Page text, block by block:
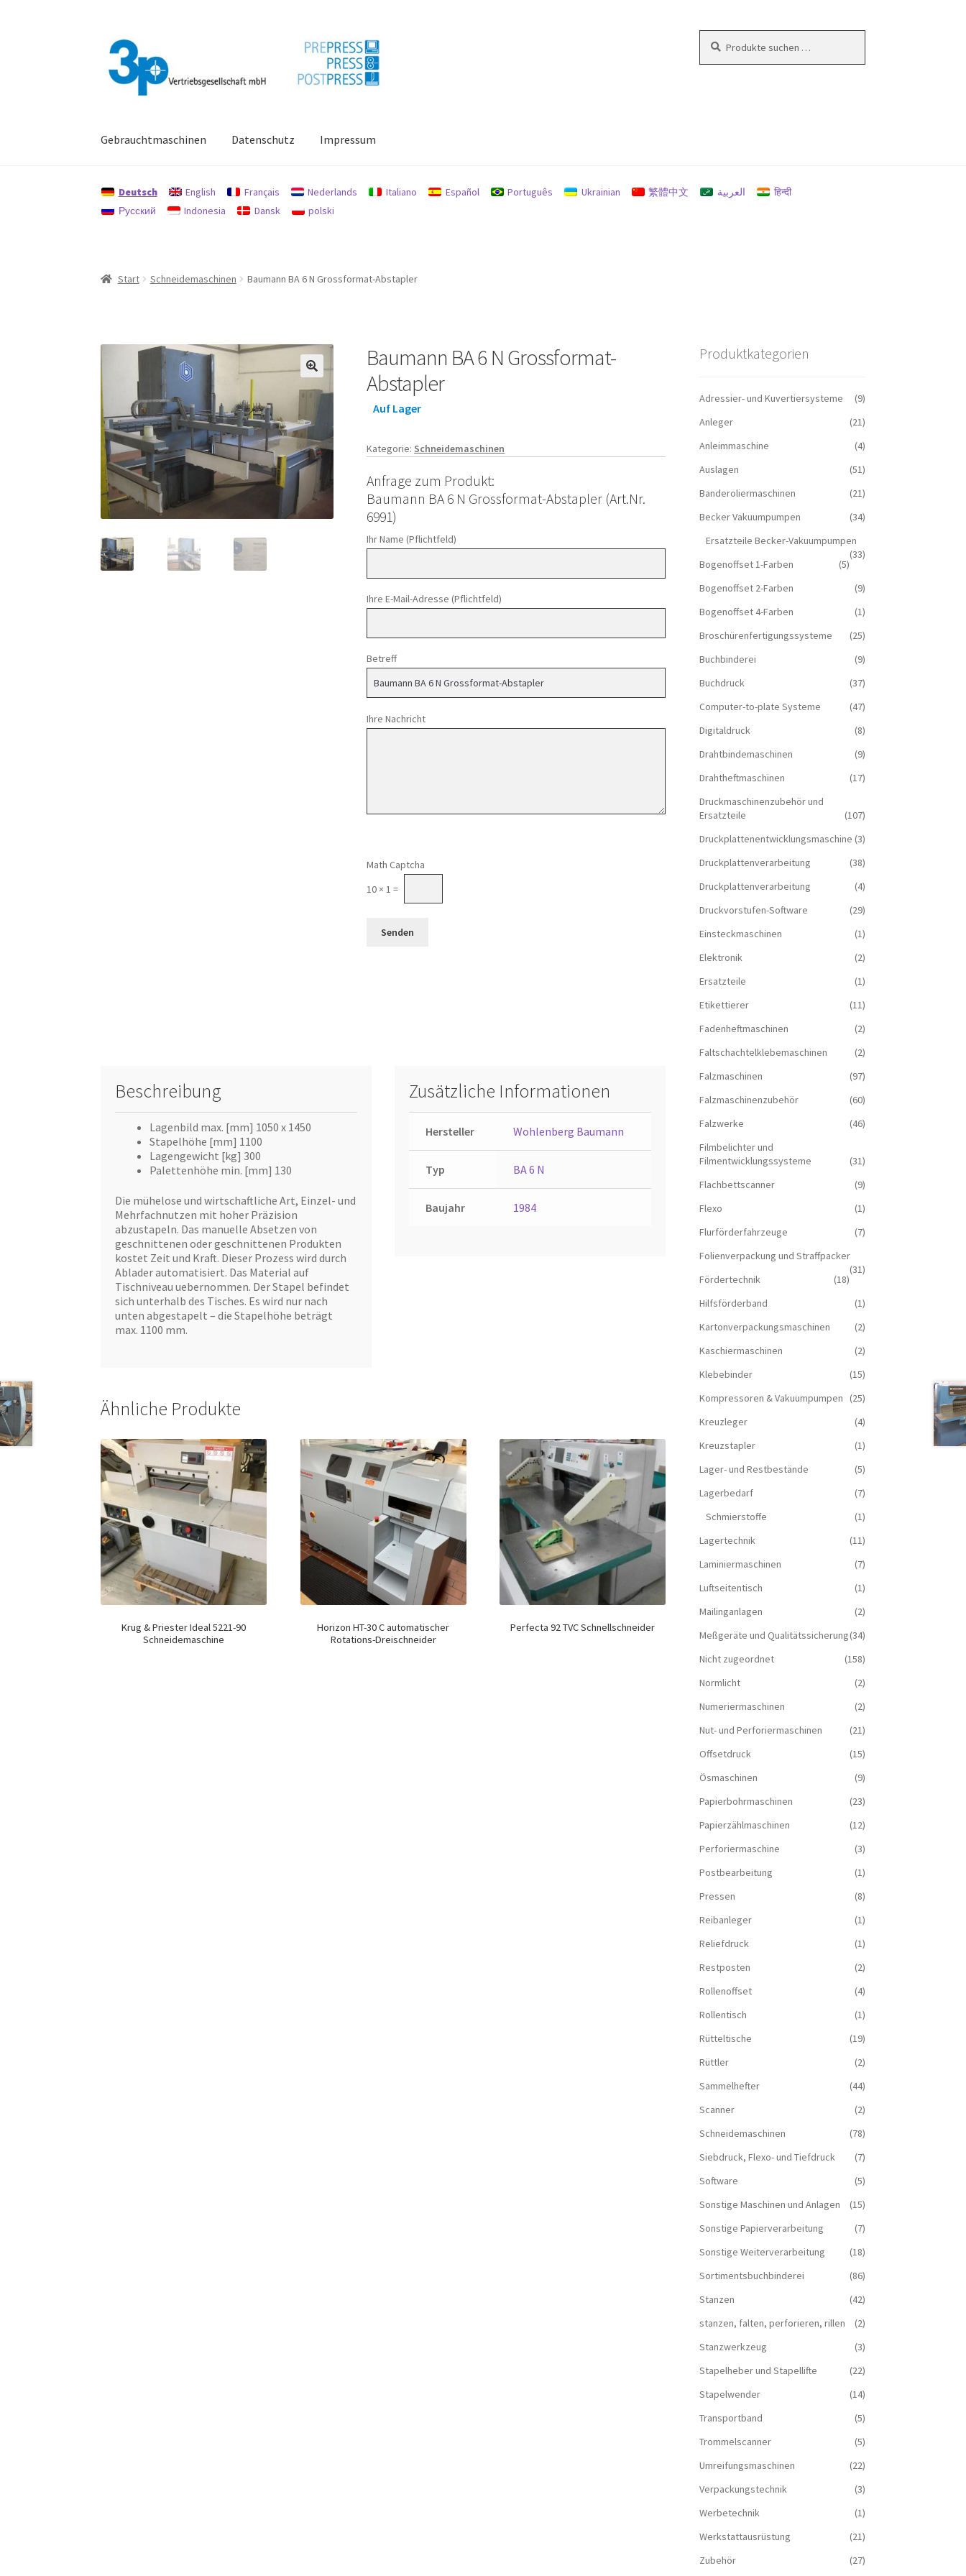
Navigation
springen
Zum
Inhalt
springen
nach:
Gebrauchtmaschinen Datenschutz Impressum
Deutsch English Français Nederlands Italiano Español Português Ukrainian 繁體中文 العربية
हिन्दी
Русский
Indonesia Dansk polski
Start Schneidemaschinen Baumann BA 6 N Grossformat-Abstapler
Baumann BA 6 N Grossformat-
Abstapler
Auf Lager
Kategorie: Schneidemaschinen
Anfrage zum Produkt:
Baumann BA 6 N Grossformat-Abstapler (Art.Nr.
6991)
Ihr Name (Pflichtfeld)
Ihre E-Mail-Adresse (Pflichtfeld)
Betreff
Ihre Nachricht
Math Captcha
10 × 1 =
Beschreibung
Lagenbild max. [mm] 1050 x 1450
Stapelhöhe [mm] 1100
Lagengewicht [kg] 300
Palettenhöhe min. [mm] 130
Die mühelose und wirtschaftliche Art, Einzel- und
Mehrfachnutzen mit hoher Präzision
abzustapeln. Das manuelle Absetzen von
geschnittenen oder geschnittenen Produkten
kostet Zeit und Kraft. Dieser Prozess wird durch
Ablader automatisiert. Das Material auf
Tischniveau uebernommen. Der Stapel befindet
sich unterhalb des Tisches. Es wird nur nach
unten abgestapelt – die Stapelhöhe beträgt
max. 1100 mm.
Zusätzliche Informationen
Hersteller Wohlenberg Baumann
Typ BA 6 N
Baujahr 1984
Ähnliche Produkte
Krug & Priester Ideal 5221-90
Schneidemaschine
Horizon HT-30 C automatischer
Rotations-Dreischneider
Perfecta 92 TVC Schnellschneider
Produktkategorien
Adressier- und Kuvertiersysteme
(9)
Anleger
(21)
Anleimmaschine
(4)
Auslagen
(51)
Banderoliermaschinen
(21)
Becker Vakuumpumpen
(34)
Ersatzteile Becker-Vakuumpumpen
(33)
Bogenoffset 1-Farben
(5)
Bogenoffset 2-Farben
(9)
Bogenoffset 4-Farben
(1)
Broschürenfertigungssysteme
(25)
Buchbinderei
(9)
Buchdruck
(37)
Computer-to-plate Systeme
(47)
Digitaldruck
(8)
Drahtbindemaschinen
(9)
Drahtheftmaschinen
(17)
Druckmaschinenzubehör und
Ersatzteile
(107)
Druckplattenentwicklungsmaschine (3)
Druckplattenverarbeitung
(38)
Druckplattenverarbeitung
(4)
Druckvorstufen-Software
(29)
Einsteckmaschinen
(1)
Elektronik
(2)
Ersatzteile
(1)
Etikettierer
(11)
Fadenheftmaschinen
(2)
Faltschachtelklebemaschinen
(2)
Falzmaschinen
(97)
Falzmaschinenzubehör
(60)
Falzwerke
(46)
Filmbelichter und
Filmentwicklungssysteme
(31)
Flachbettscanner
(9)
Flexo
(1)
Flurförderfahrzeuge
(7)
Folienverpackung und Straffpacker
(31)
Fördertechnik
(18)
Hilfsförderband
(1)
Kartonverpackungsmaschinen
(2)
Kaschiermaschinen
(2)
Klebebinder
(15)
Kompressoren & Vakuum­pumpen
(25)
Kreuzleger
(4)
Kreuzstapler
(1)
Lager- und Restbestände
(5)
Lagerbedarf
(7)
Schmierstoffe
(1)
Lagertechnik
(11)
Laminiermaschinen
(7)
Luftseitentisch
(1)
Mailinganlagen
(2)
Meßgeräte und Qualitätssicherung(34)
Nicht zugeordnet
(158)
Normlicht
(2)
Numeriermaschinen
(2)
Nut- und Perforiermaschinen
(21)
Offsetdruck
(15)
Ösmaschinen
(9)
Papierbohrmaschinen
(23)
Papierzählmaschinen
(12)
Perforiermaschine
(3)
Postbearbeitung
(1)
Pressen
(8)
Reibanleger
(1)
Reliefdruck
(1)
Restposten
(2)
Rollenoffset
(4)
Rollentisch
(1)
Rütteltische
(19)
Rüttler
(2)
Sammelhefter
(44)
Scanner
(2)
Schneidemaschinen
(78)
Siebdruck, Flexo- und Tiefdruck
(7)
Software
(5)
Sonstige Maschinen und Anlagen
(15)
Sonstige Papierverarbeitung
(7)
Sonstige Weiterverarbeitung
(18)
Sortimentsbuchbinderei
(86)
Stanzen
(42)
stanzen, falten, perforieren, rillen
(2)
Stanzwerkzeug
(3)
Stapelheber und Stapellifte
(22)
Stapelwender
(14)
Transportband
(5)
Trommelscanner
(5)
Umreifungsmaschinen
(22)
Verpackungstechnik
(3)
Werbetechnik
(1)
Werkstattausrüstung
(21)
Zubehör
(27)